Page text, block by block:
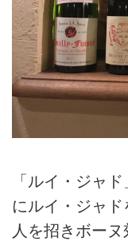
「ルイ・ジャ
にルイ・ジャ
人を招きボー